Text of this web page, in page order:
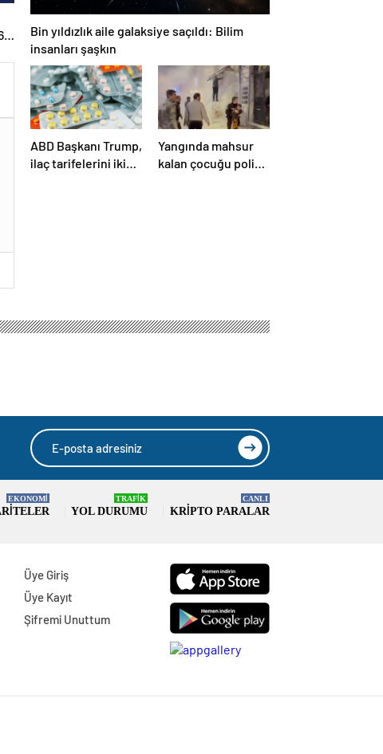
Bin yıldızlık aile galaksiye saçıldı: Bilim
insanları şaşkın
ABD Başkanı Trump,
ilaç tarifelerini iki
Yangında mahsur
kalan çocuğu polis
EKONOMİ
YOL DURUMU
TRAFİK
KRIPTO PARALAR
CANLI
Üye Giriş
Üye Kayıt
Şifremi Unuttum